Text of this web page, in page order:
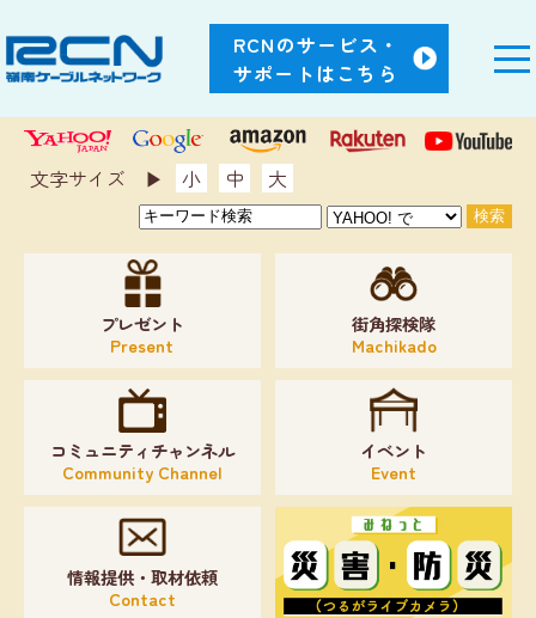
RCNのサービス・
サポートはこちら
文字サイズ ▶︎ 小 中 大
プレゼント
Present
街角探検隊
Machikado
コミュニティチャンネル
Community Channel
イベント
Event
情報提供・取材依頼
Contact